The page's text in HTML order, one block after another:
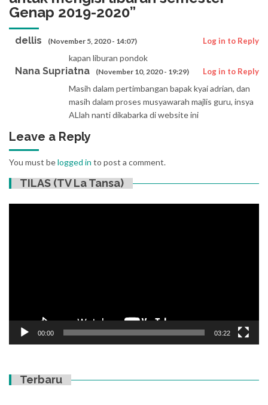
Genap 2019-2020”
dellis (November 5, 2020 - 14:07) Log in to Reply
kapan liburan pondok
Nana Supriatna (November 10, 2020 - 19:29) Log in to Reply
Masih dalam pertimbangan bapak kyai adrian, dan
masih dalam proses musyawarah majlis guru, insya
ALlah nanti dikabarka di website ini
Leave a Reply
You must belogged in to post a comment.
TILAS (TV La Tansa)
00:00 03:22
Terbaru